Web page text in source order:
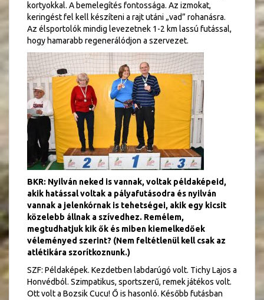
kortyokkal. A bemelegítés fontossága. Az izmokat,
keringést fel kell készíteni a rajt utáni „vad” rohanásra.
Az élsportolók mindig levezetnek 1-2 km lassú futással,
hogy hamarabb regenerálódjon a szervezet.
BKR: Nyilván neked is vannak, voltak példaképeid,
akik hatással voltak a pályafutásodra és nyilván
vannak a jelenkórnak is tehetségei, akik egy kicsit
közelebb állnak a szívedhez. Remélem,
megtudhatjuk kik ők és miben kiemelkedőek
véleményed szerint? (Nem feltétlenül kell csak az
atlétikára szorítkoznunk.)
SZF: Példaképek. Kezdetben labdarúgó volt. Tichy Lajos a
Honvédból. Szimpatikus, sportszerű, remek játékos volt.
Ott volt a Bozsik Cucu! Ő is hasonló. Később futásban